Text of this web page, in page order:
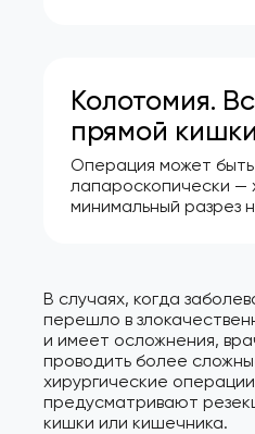
Колотомия.
прямой кишки
Операция может
лапароскопически —
минимальный разрез
В случаях, когда
перешло в
и имеет осложнения,
проводить более
хирургические
предусматривают
кишки или кишечника.